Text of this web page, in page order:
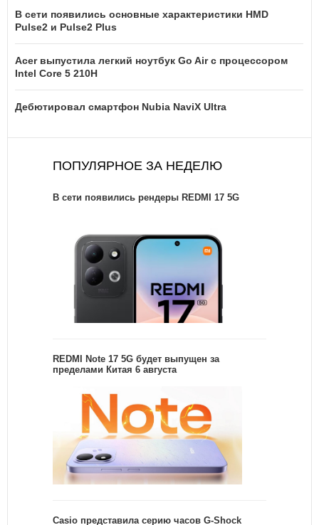
В сети появились основные характеристики HMD
Pulse2 и Pulse2 Plus
Acer выпустила легкий ноутбук Go Air c процессором
Intel Core 5 210H
Дебютировал смартфон Nubia NaviX Ultra
ПОПУЛЯРНОЕ ЗА НЕДЕЛЮ
В сети появились рендеры REDMI 17 5G
REDMI Note 17 5G будет выпущен за
пределами Китая 6 августа
Casio представила серию часов G-Shock